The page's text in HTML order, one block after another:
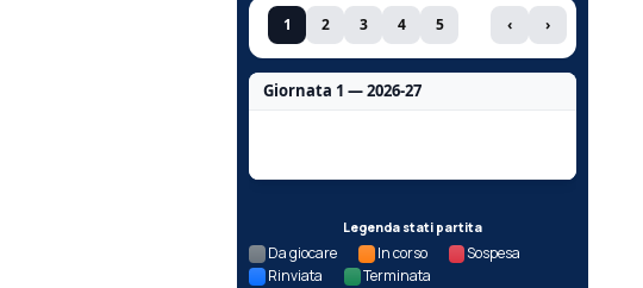
1 2 3 4 5 ‹ ›
Giornata 1 — 2026-27
Legenda stati partita
Da giocare In corso
Sospesa
Rinviata
Terminata